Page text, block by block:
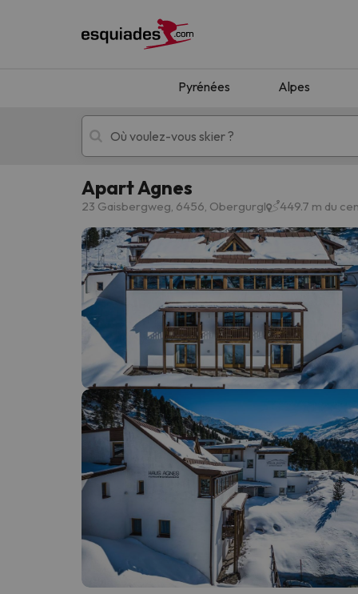
Pyrénées Alpes
Séjours au ski Séjours montagne
Oups, nous n'avons pas trouvé de
Il semble que notre chercheur se soit égaré.
Apart Agnes
23 Gaisbergweg, 6456, Obergurgl 449.7 m du